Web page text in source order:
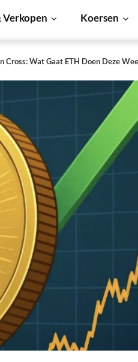
Verkopen Koersen
Cross: Wat Gaat ETH Doen Deze